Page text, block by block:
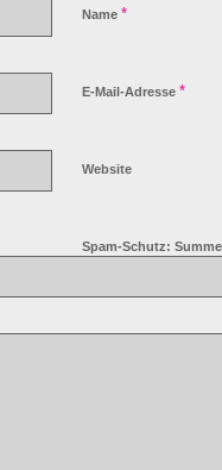
Name *
E-Mail-Adresse *
Website
Spam-Schutz: